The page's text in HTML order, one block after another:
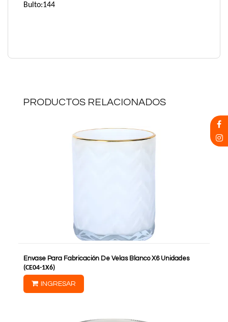
Bulto:144
PRODUCTOS RELACIONADOS
Envase Para Fabricación De Velas Blanco X6 Unidades
(CE04-1X6)
INGRESAR